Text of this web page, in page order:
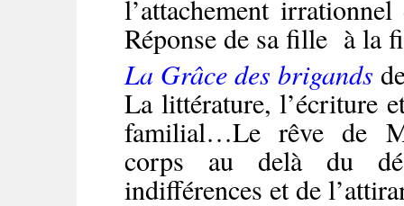
l’attachement
Réponse de sa fille à la
La Grâce des brigands
La littérature, l’écriture
familial…Le rêve de
corps au delà du
indifférences et de